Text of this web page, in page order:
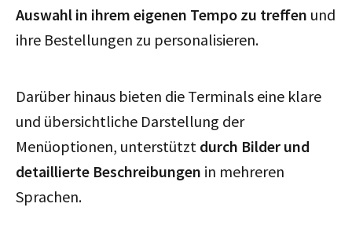
Auswahl in ihrem eigenen Tempo zu treffen und
ihre Bestellungen zu personalisieren.
Darüber hinaus bieten die Terminals eine klare
und übersichtliche Darstellung der
Menüoptionen, unterstützt durch Bilder und
detaillierte Beschreibungen in mehreren
Sprachen.